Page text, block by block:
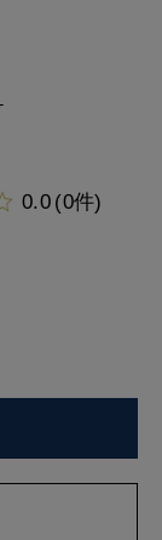
0.0 (0件)